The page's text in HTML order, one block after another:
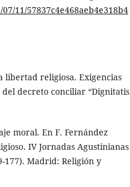
11/57837c4e468aeb4e318b4
libertad religiosa. Exigencias
decreto conciliar “Dignitatis
moral. En F. Fernández
IV Jornadas Agustinianas
177). Madrid: Religión y